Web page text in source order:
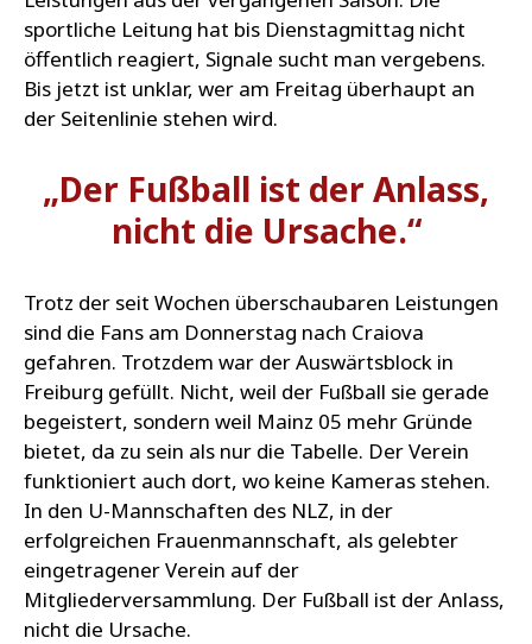
sportliche Leitung hat bis Dienstagmittag nicht
öffentlich reagiert, Signale sucht man vergebens.
Bis jetzt ist unklar, wer am Freitag überhaupt an
der Seitenlinie stehen wird.
„Der Fußball ist der Anlass,
nicht die Ursache.“
Trotz der seit Wochen überschaubaren Leistungen
sind die Fans am Donnerstag nach Craiova
gefahren. Trotzdem war der Auswärtsblock in
Freiburg gefüllt. Nicht, weil der Fußball sie gerade
begeistert, sondern weil Mainz 05 mehr Gründe
bietet, da zu sein als nur die Tabelle. Der Verein
funktioniert auch dort, wo keine Kameras stehen.
In den U-Mannschaften des NLZ, in der
erfolgreichen Frauenmannschaft, als gelebter
eingetragener Verein auf der
Mitgliederversammlung. Der Fußball ist der Anlass,
nicht die Ursache.